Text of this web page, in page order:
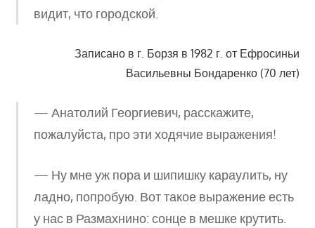
видит, что городской.
Записано в г. Борзя в 1982 г. от Ефросиньи
Васильевны Бондаренко (70 лет)
— Анатолий Георгиевич, расскажите,
пожалуйста, про эти ходячие выражения!
— Ну мне уж пора и шипишку караулить, ну
ладно, попробую. Вот такое выражение есть
у нас в Размахнино: сонце в мешке крутить.